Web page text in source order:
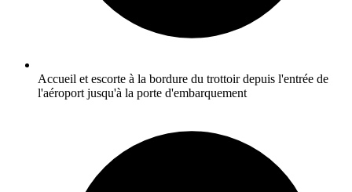
Accueil et escorte à la bordure du trottoir depuis l'entrée de
l'aéroport jusqu'à la porte d'embarquement